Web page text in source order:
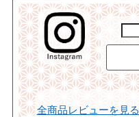
全商品レビューを見る